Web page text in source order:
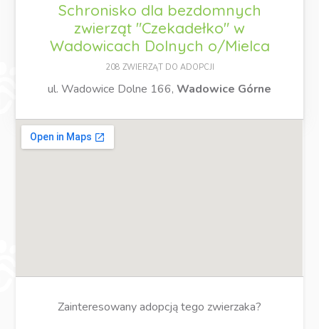
Schronisko dla bezdomnych
zwierząt "Czekadełko" w
Wadowicach Dolnych o/Mielca
208 ZWIERZĄT DO ADOPCJI
ul. Wadowice Dolne 166, Wadowice Górne
Zainteresowany adopcją tego zwierzaka?